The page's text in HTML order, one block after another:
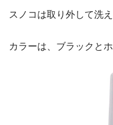
スノコは取り外して洗
カラーは、ブラックと